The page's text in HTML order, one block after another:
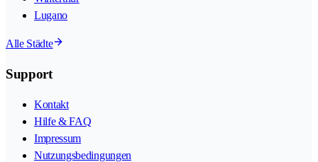
Lugano
Alle Städte
Support
Kontakt
Hilfe & FAQ
Impressum
Nutzungsbedingungen